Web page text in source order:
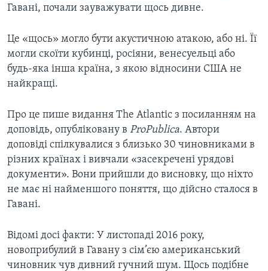
Гавані, почали зауважувати щось дивне.
Це «щось» могло бути акустичною атакою, або ні. Її
могли скоїти кубинці, росіяни, венесуельці або
будь-яка інша країна, з якою відносини США не
найкращі.
Про це пише видання The Atlantic з посиланням на
доповідь, опубліковану в ProPublica. Автори
доповіді спілкувалися з близько 30 чиновниками в
різних країнах і вивчали «засекречені урядові
документи». Вони прийшли до висновку, що ніхто
не має ні найменшого поняття, що дійсно сталося в
Гавані.
Відомі досі факти: У листопаді 2016 року,
новоприбулий в Гавану з сім’єю американський
чиновник чув дивний гучний шум. Щось подібне